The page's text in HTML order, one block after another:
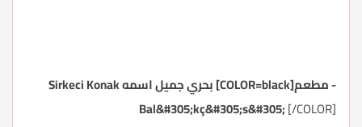
- مطعم[COLOR=black] بحري جميل اسمه Sirkeci Konak
Bal&#305;kç&#305;s&#305;[/COLOR]